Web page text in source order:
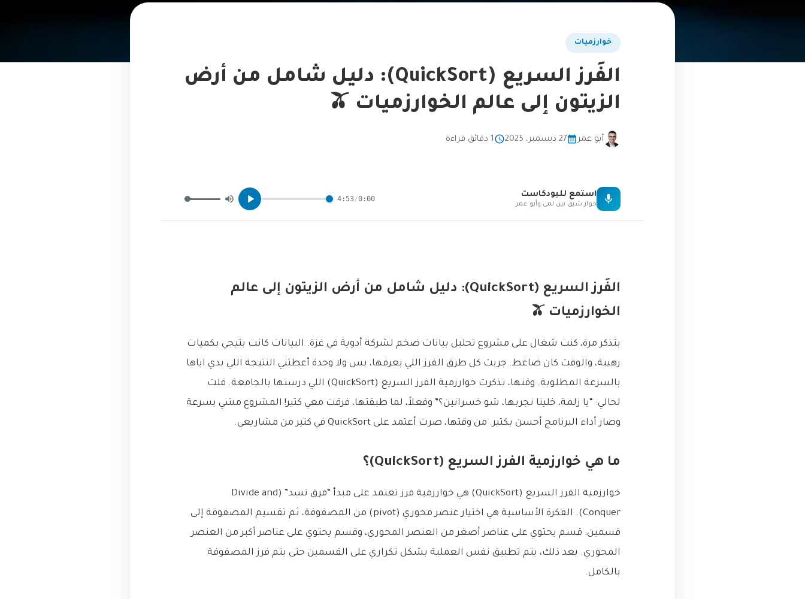
خوارزميات
الفَرز السريع (QuickSort): دليل شامل من أرض
الزيتون إلى عالم الخوارزميات 🫒
أبو عمر 27 ديسمبر، 2025 1 دقائق قراءة
استمع للبودكاست
حوار شيق بين لمى وأبو عمر
0:00
/
4:53
الفَرز السريع (QuickSort): دليل شامل من أرض الزيتون إلى عالم
الخوارزميات 🫒
بتذكر مرة، كنت شغال على مشروع تحليل بيانات ضخم لشركة أدوية في غزة. البيانات كانت بتيجي بكميات
رهيبة، والوقت كان ضاغط. جربت كل طرق الفرز اللي بعرفها، بس ولا وحدة أعطتني النتيجة اللي بدي اياها
بالسرعة المطلوبة. وقتها، تذكرت خوارزمية الفرز السريع (QuickSort) اللي درستها بالجامعة. قلت
لحالي: “يا زلمة، خلينا نجربها، شو خسرانين؟” وفعلاً، لما طبقتها، فرقت معي كتير! المشروع مشي بسرعة
وصار أداء البرنامج أحسن بكتير. من وقتها، صرت أعتمد على QuickSort في كتير من مشاريعي.
ما هي خوارزمية الفرز السريع (QuickSort)؟
خوارزمية الفرز السريع (QuickSort) هي خوارزمية فرز تعتمد على مبدأ “فرق تسد” (Divide and
Conquer). الفكرة الأساسية هي اختيار عنصر محوري (pivot) من المصفوفة، ثم تقسيم المصفوفة إلى
قسمين: قسم يحتوي على عناصر أصغر من العنصر المحوري، وقسم يحتوي على عناصر أكبر من العنصر
المحوري. بعد ذلك، يتم تطبيق نفس العملية بشكل تكراري على القسمين حتى يتم فرز المصفوفة
بالكامل.